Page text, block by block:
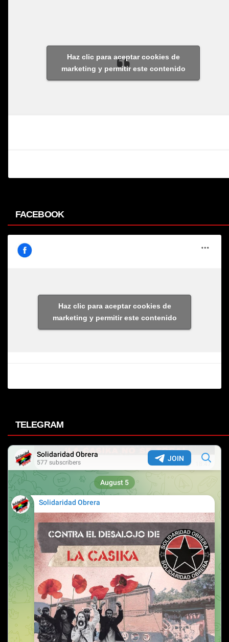
Haz clic para aceptar cookies de
marketing y permitir este contenido
FACEBOOK
Haz clic para aceptar cookies de
marketing y permitir este contenido
TELEGRAM